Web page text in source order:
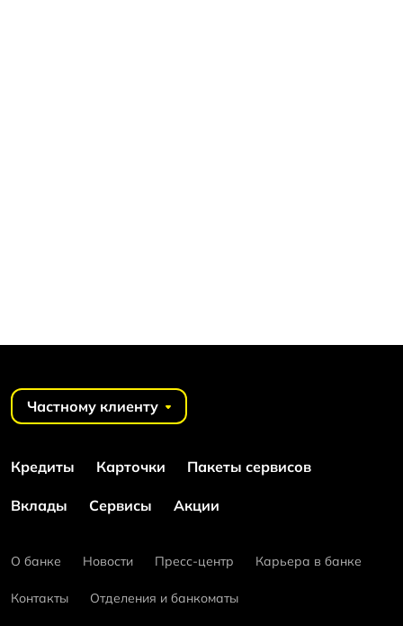
Частному клиенту
Кредиты Карточки Пакеты сервисов
Вклады Сервисы Акции
О банке Новости Пресс-центр Карьера в банке
Контакты Отделения и банкоматы